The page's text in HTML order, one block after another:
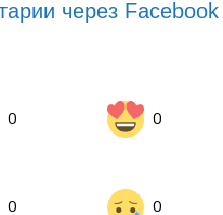
через Facebook
0 0
0 0